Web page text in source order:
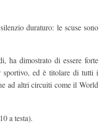
duraturo: le scuse sono
ha dimostrato di essere forte
sportivo, ed è titolare di tutti i
ad altri circuiti come il World
a testa).